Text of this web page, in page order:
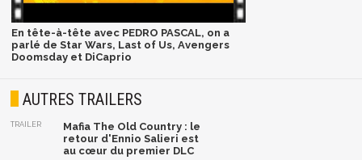
En tête-à-tête avec PEDRO PASCAL, on a
parlé de Star Wars, Last of Us, Avengers
Doomsday et DiCaprio
AUTRES TRAILERS
TRAILER
Mafia The Old Country : le
retour d'Ennio Salieri est
au cœur du premier DLC